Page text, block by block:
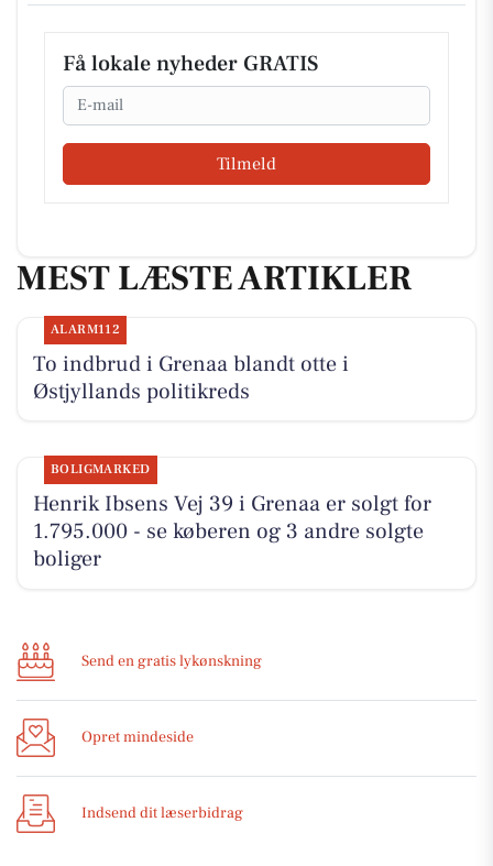
Få lokale nyheder GRATIS
Email
Tilmeld
MEST LÆSTE ARTIKLER
ALARM112
To indbrud i Grenaa blandt otte i
Østjyllands politikreds
BOLIGMARKED
Henrik Ibsens Vej 39 i Grenaa er solgt for
1.795.000 - se køberen og 3 andre solgte
boliger
Send en gratis lykønskning
Opret mindeside
Indsend dit læserbidrag